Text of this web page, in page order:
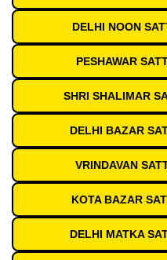
DELHI NOON
PESHAWAR
SHRI SHALIMAR
DELHI BAZAR
VRINDAVAN
KOTA BAZAR
DELHI MATKA